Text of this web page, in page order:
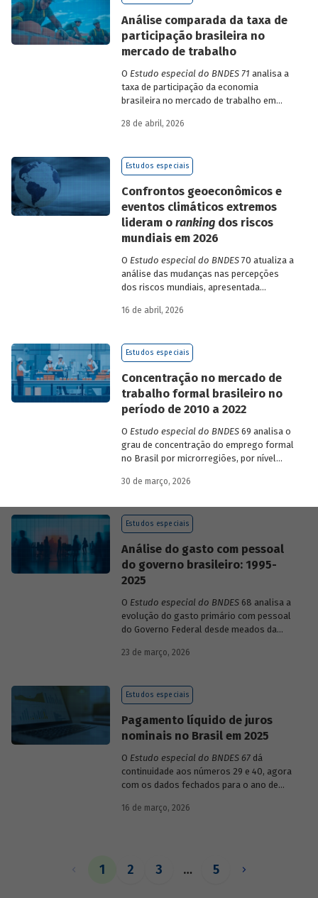
Análise comparada da taxa de
participação brasileira no
mercado de trabalho
O Estudo especial do BNDES 71 analisa a
taxa de participação da economia
brasileira no mercado de trabalho em
países de diferentes continentes e
28 de abril, 2026
Estudos especiais
Confrontos geoeconômicos e
eventos climáticos extremos
lideram o ranking dos riscos
mundiais em 2026
O Estudo especial do BNDES70 atualiza a
análise das mudanças nas percepções
dos riscos mundiais, apresentada
dos relatórios Global Risks Report (GRR)
mundiais para o ano em curso e para dois
16 de abril, 2026
Estudos especiais
Concentração no mercado de
trabalho formal brasileiro no
período de 2010 a 2022
O Estudo especial do BNDES69 analisa o
grau de concentração do emprego formal
no Brasil por microrregiões, por nível
setores, entre 2010 e 2022.
30 de março, 2026
Estudos especiais
Análise do gasto com pessoal
do governo brasileiro: 1995-
2025
O Estudo especial do BNDES68 analisa a
evolução do gasto primário com pessoal
do Governo Federal desde meados da
durante esse período e as mudanças
23 de março, 2026
Estudos especiais
Pagamento líquido de juros
nominais no Brasil em 2025
O Estudo especial do BNDES 67dá
continuidade aos números 29 e 40, agora
com os dados fechados para o ano de
16 de março, 2026
1 2 3 … 5